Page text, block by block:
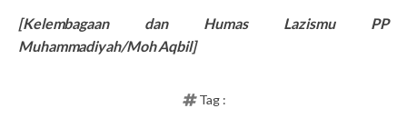
[Kelembagaan dan Humas Lazismu PP
Muhammadiyah/Moh Aqbil]
Tag :